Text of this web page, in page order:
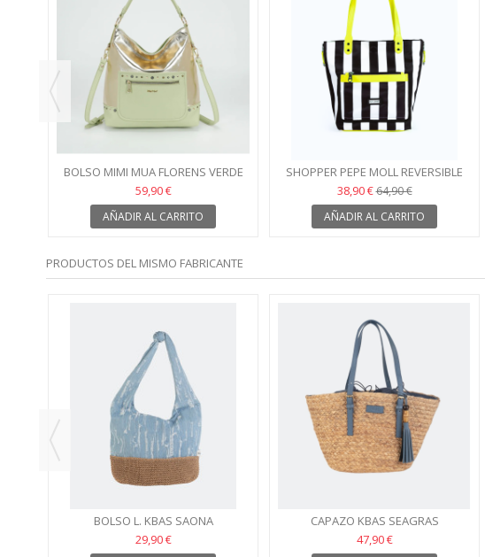
BOLSO MIMI MUA FLORENS VERDE
PISTACHO
59,90 €
AÑADIR AL CARRITO
SHOPPER PEPE MOLL REVERSIBLE
38,90 €64,90 €
AÑADIR AL CARRITO
PRODUCTOS DEL MISMO FABRICANTE
BOLSO L. KBAS SAONA
29,90 €
CAPAZO KBAS SEAGRAS
47,90 €